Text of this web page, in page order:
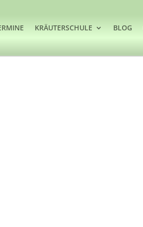
KRÄUTERSCHULE BLOG